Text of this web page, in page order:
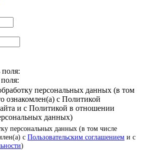
персональных данных (в том
ознакомлен(а) с Политикой
и с Политикой в отношении
данных)
персональных данных (в том числе
с Пользовательским соглашением и с
)